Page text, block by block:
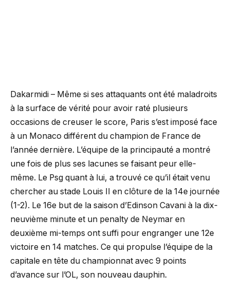
Dakarmidi – Même si ses attaquants ont été maladroits
à la surface de vérité pour avoir raté plusieurs
occasions de creuser le score, Paris s’est imposé face
à un Monaco différent du champion de France de
l’année dernière. L’équipe de la principauté a montré
une fois de plus ses lacunes se faisant peur elle-
même. Le Psg quant à lui, a trouvé ce qu’il était venu
chercher au stade Louis II en clôture de la 14e journée
(1-2). Le 16e but de la saison d’Edinson Cavani à la dix-
neuvième minute et un penalty de Neymar en
deuxième mi-temps ont suffi pour engranger une 12e
victoire en 14 matches. Ce qui propulse l’équipe de la
capitale en tête du championnat avec 9 points
d’avance sur l’OL, son nouveau dauphin.